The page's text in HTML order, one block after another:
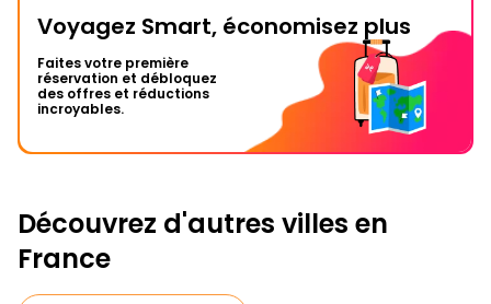
Voyagez Smart, économisez plus
Faites votre première
réservation et débloquez
des offres et réductions
incroyables.
Découvrez d'autres villes en
France